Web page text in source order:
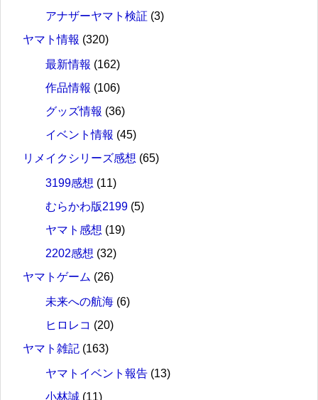
アナザーヤマト検証 (3)
ヤマト情報 (320)
最新情報 (162)
作品情報 (106)
グッズ情報 (36)
イベント情報 (45)
リメイクシリーズ感想 (65)
3199感想 (11)
むらかわ版2199 (5)
ヤマト感想 (19)
2202感想 (32)
ヤマトゲーム (26)
未来への航海 (6)
ヒロレコ (20)
ヤマト雑記 (163)
ヤマトイベント報告 (13)
小林誠 (11)